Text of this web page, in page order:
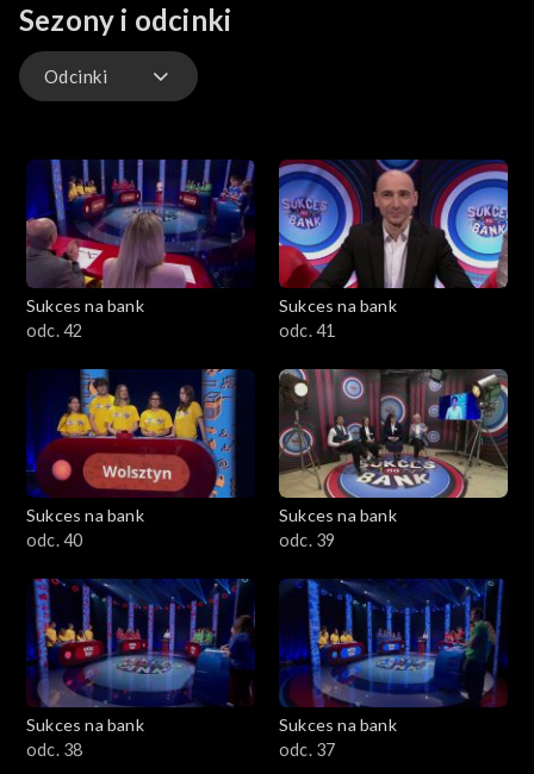
Sezony i odcinki
Odcinki
Sukces na bank
odc. 42
Sukces na bank
odc. 41
Sukces na bank
odc. 40
Sukces na bank
odc. 39
Sukces na bank
odc. 38
Sukces na bank
odc. 37